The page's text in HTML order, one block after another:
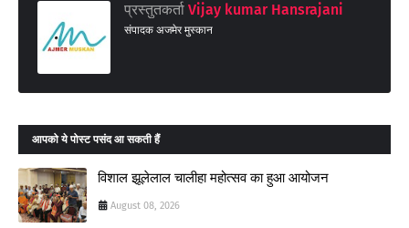
प्रस्तुतकर्ता Vijay kumar Hansrajani
संपादक अजमेर मुस्कान
आपको ये पोस्ट पसंद आ सकती हैं
विशाल झूलेलाल चालीहा महोत्सव का हुआ आयोजन
August 08, 2026